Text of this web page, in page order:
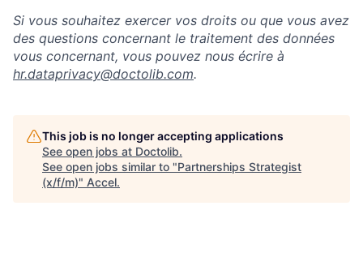
Si vous souhaitez exercer vos droits ou que vous avez
des questions concernant le traitement des données
vous concernant, vous pouvez nous écrire à
hr.dataprivacy@doctolib.com.
This job is no longer accepting applications
See open jobs at Doctolib.
See open jobs similar to "Partnerships Strategist
(x/f/m)" Accel.